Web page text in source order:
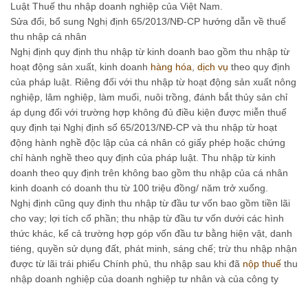
Luật Thuế thu nhập doanh nghiệp của Việt Nam.
Sửa đổi, bổ sung Nghị định 65/2013/NĐ-CP hướng dẫn về thuế
thu nhập cá nhân
Nghị định quy định thu nhập từ kinh doanh bao gồm thu nhập từ
hoạt động sản xuất, kinh doanh hàng hóa dịch vụ theo quy định
của pháp luật. Riêng đối với thu nhập từ hoạt động sản xuất nông
nghiệp, lâm nghiệp, làm muối, nuôi trồng, đánh bắt thủy sản chỉ
áp dụng đối với trường hợp không đủ điều kiện được miễn thuế
quy định tại Nghị định số 65/2013/NĐ-CP và thu nhập từ hoạt
động hành nghề độc lập của cá nhân có giấy phép hoặc chứng
chỉ hành nghề theo quy định của pháp luật. Thu nhập từ kinh
doanh theo quy định trên không bao gồm thu nhập của cá nhân
kinh doanh có doanh thu từ 100 triệu đồng/ năm trở xuống.
Nghị định cũng quy định thu nhập từ đầu tư vốn bao gồm tiền lãi
cho vay; lợi tích cổ phần; thu nhập từ đầu tư vốn dưới các hình
thức khác, kể cả trường hợp góp vốn đầu tư bằng hiện vật, danh
tiéng, quyền sử dụng đất, phát minh, sáng chế; trừ thu nhập nhận
được từ lãi trái phiếu Chính phủ, thu nhập sau khi đã nộp thuế thu
nhập doanh nghiệp của doanh nghiệp tư nhân và của công ty